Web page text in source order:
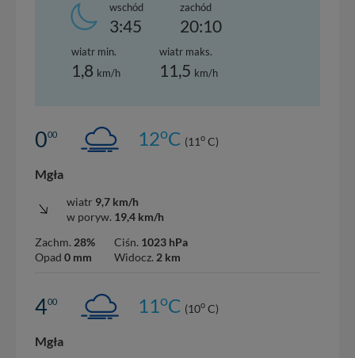
wschód
3:45
zachód
20:10
wiatr min.
1,8 km/h
wiatr maks.
11,5 km/h
000 12oC (11o C)
Mgła
wiatr 9,7 km/h
w poryw. 19,4 km/h
Zachm. 28%
Opad 0 mm
Ciśn. 1023 hPa
Widocz. 2 km
400 11oC (10o C)
Mgła